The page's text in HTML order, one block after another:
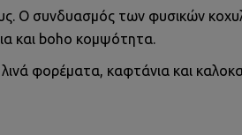
Ο συνδυασμός των φυσικών
και boho κομψότητα.
φορέματα, καφτάνια και